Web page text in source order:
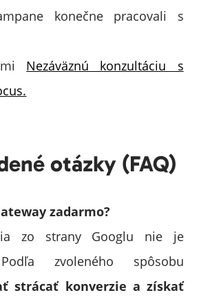
konečne pracovali s
Nezáväznú konzultáciu s
otázky (FAQ)
zadarmo?
zo strany Googlu nie je
zvoleného spôsobu
strácať konverzie a získať